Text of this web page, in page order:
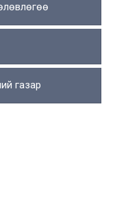
газар